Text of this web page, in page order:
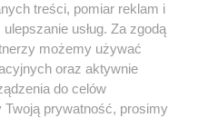
dawnego ratusza w
powrócił na ul.
korzystania z portali
Skontakuj sięz nami
Kontakt
Wydawca
Redakcja
treści, pomiar reklam i
usług. Za zgodą
możemy używać
oraz aktywnie
do celów
prywatność, prosimy